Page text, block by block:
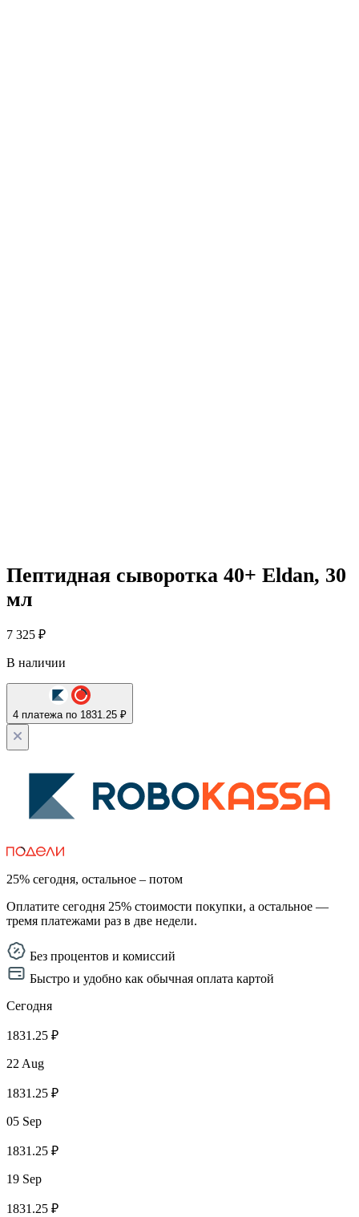
Пептидная сыворотка 40+ Eldan, 30
мл
7 325 ₽
В наличии
4 платежа по 1831.25 ₽
25% сегодня, остальное – потом
Оплатите сегодня 25% стоимости покупки, а остальное —
тремя платежами раз в две недели.
Без процентов и комиссий
Быстро и удобно как обычная оплата картой
Сегодня
1831.25 ₽
22 Aug
1831.25 ₽
05 Sep
1831.25 ₽
19 Sep
1831.25 ₽